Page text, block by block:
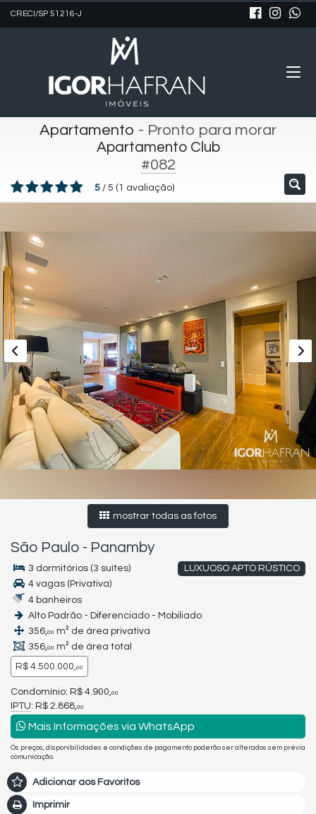
CRECI/SP 51216-J
Apartamento - Pronto para morar
Apartamento Club
#082
5 / 5 ( 1 avaliação)
mostrar todas as fotos
São Paulo - Panamby
LUXUOSO APTO RÚSTICO
3 dormitórios (3 suítes)
4 vagas (Privativa)
4 banheiros
Alto Padrão - Diferenciado - Mobiliado
356,00 m² de área privativa
356,00 m² de área total
R$ 4.500.000,00
Condomínio: R$ 4.900, 00
IPTU: R$ 2.868, 00
Mais Informações via WhatsApp
Os preços, disponibilidades e condições de pagamento poderão ser alterados sem prévia
comunicação.
Adicionar aos Favoritos
Imprimir